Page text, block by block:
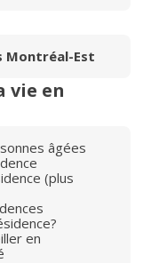
Est
vie en
âgées
(plus
en